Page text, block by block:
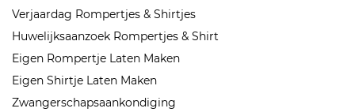
Verjaardag Rompertjes & Shirtjes
Huwelijksaanzoek Rompertjes & Shirt
Eigen Rompertje Laten Maken
Eigen Shirtje Laten Maken
Zwangerschapsaankondiging